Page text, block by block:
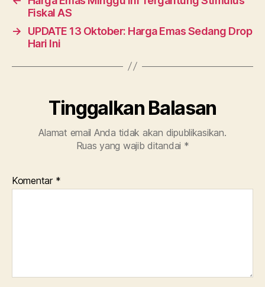
o
k
Fiskal AS
→
UPDATE 13 Oktober: Harga Emas Sedang Drop
Hari Ini
Tinggalkan Balasan
Alamat email Anda tidak akan dipublikasikan.
Ruas yang wajib ditandai *
Komentar *